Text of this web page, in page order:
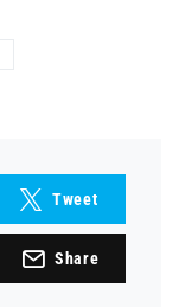
Tweet
Share